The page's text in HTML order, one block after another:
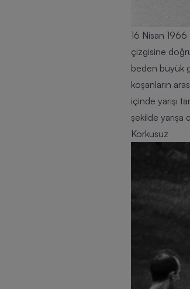
16 Nisan
çizgisine
beden büyük
koşanların
içinde yarışı
şekilde yarışa
Korkusuz